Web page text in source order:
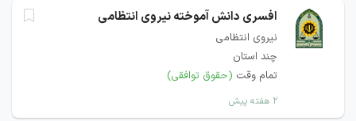
افسری دانش آموخته نیروی انتظامی
نیروی انتظامی
چند استان
تمام وقت (حقوق توافقی)
۲ هفته پیش